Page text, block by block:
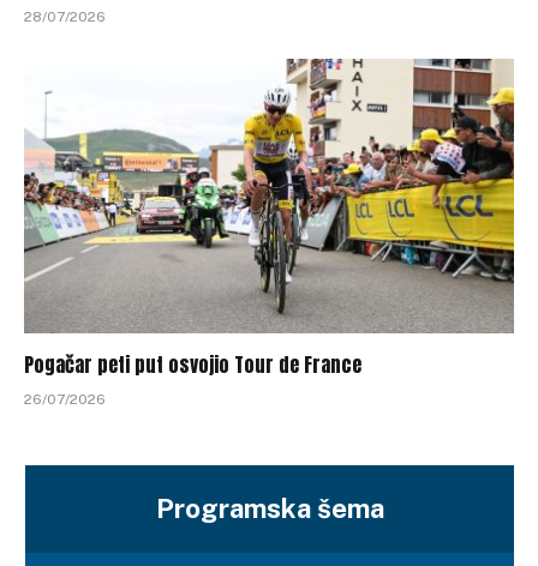
28/07/2026
Pogačar peti put osvojio Tour de France
26/07/2026
Programska šema